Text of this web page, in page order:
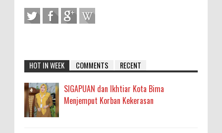
HOT IN WEEK COMMENTS RECENT
SIGAPUAN dan Ikhtiar Kota Bima
Menjemput Korban Kekerasan